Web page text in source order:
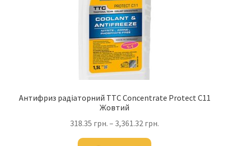
Антифриз радіаторний TTC Concentrate Protect C11
Жовтий
318.35 грн. – 3,361.32 грн.